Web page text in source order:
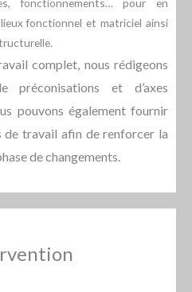
fonctionnements… pour en
fonctionnel et matriciel ainsi
complet, nous rédigeons
et d’axes
pouvons également fournir
de travail afin de renforcer la
de changements.